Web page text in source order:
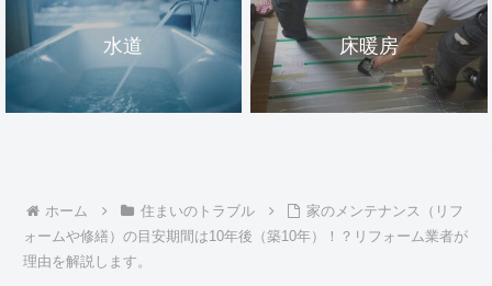
水道 床暖房
ホーム 住まいのトラブル
家のメンテナンス（リフ
ォームや修繕）の目安期間は10年後（築10年）！？リフォーム業者が
理由を解説します。